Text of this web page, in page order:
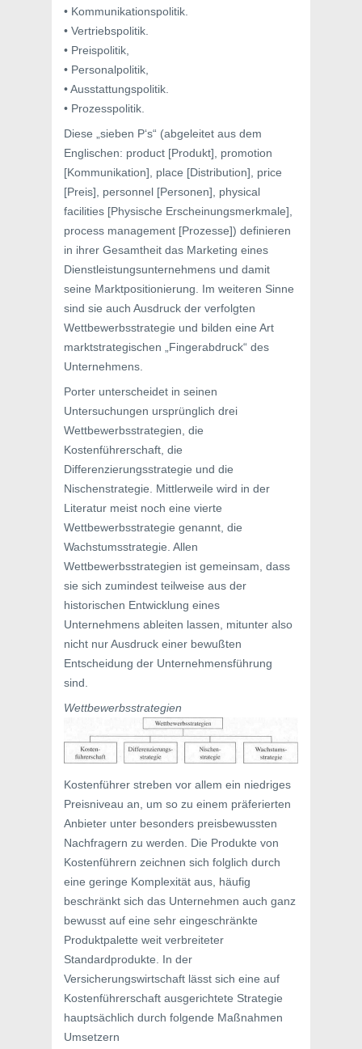
• Kommunikationspolitik.
• Vertriebspolitik.
• Preispolitik,
• Personalpolitik,
• Ausstattungspolitik.
• Prozesspolitik.
Diese „sieben P‘s“ (abgeleitet aus dem
Englischen: product [Produkt], promotion
[Kommunikation], place [Distribution], price
[Preis], personnel [Personen], physical
facilities [Physische Erscheinungsmerkmale],
process management [Prozesse]) definieren
in ihrer Gesamtheit das Marketing eines
Dienstleistungsunternehmens und damit
seine Marktpositionierung. Im weiteren Sinne
sind sie auch Ausdruck der verfolgten
Wettbewerbsstrategie und bilden eine Art
marktstrategischen „Fingerabdruck“ des
Unternehmens.
Porter unterscheidet in seinen
Untersuchungen ursprünglich drei
Wettbewerbsstrategien, die
Kostenführerschaft, die
Differenzierungsstrategie und die
Nischenstrategie. Mittlerweile wird in der
Literatur meist noch eine vierte
Wettbewerbsstrategie genannt, die
Wachstumsstrategie. Allen
Wettbewerbsstrategien ist gemeinsam, dass
sie sich zumindest teilweise aus der
historischen Entwicklung eines
Unternehmens ableiten lassen, mitunter also
nicht nur Ausdruck einer bewußten
Entscheidung der Unternehmensführung
sind.
Wettbewerbsstrategien
Kostenführer streben vor allem ein niedriges
Preisniveau an, um so zu einem präferierten
Anbieter unter besonders preisbewussten
Nachfragern zu werden. Die Produkte von
Kostenführern zeichnen sich folglich durch
eine geringe Komplexität aus, häufig
beschränkt sich das Unternehmen auch ganz
bewusst auf eine sehr eingeschränkte
Produktpalette weit verbreiteter
Standardprodukte. In der
Versicherungswirtschaft lässt sich eine auf
Kostenführerschaft ausgerichtete Strategie
hauptsächlich durch folgende Maßnahmen
Umsetzern